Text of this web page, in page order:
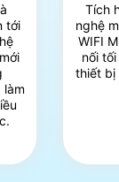
tới
làm
Tích
nghệ
WIFI
nối
thiết bị